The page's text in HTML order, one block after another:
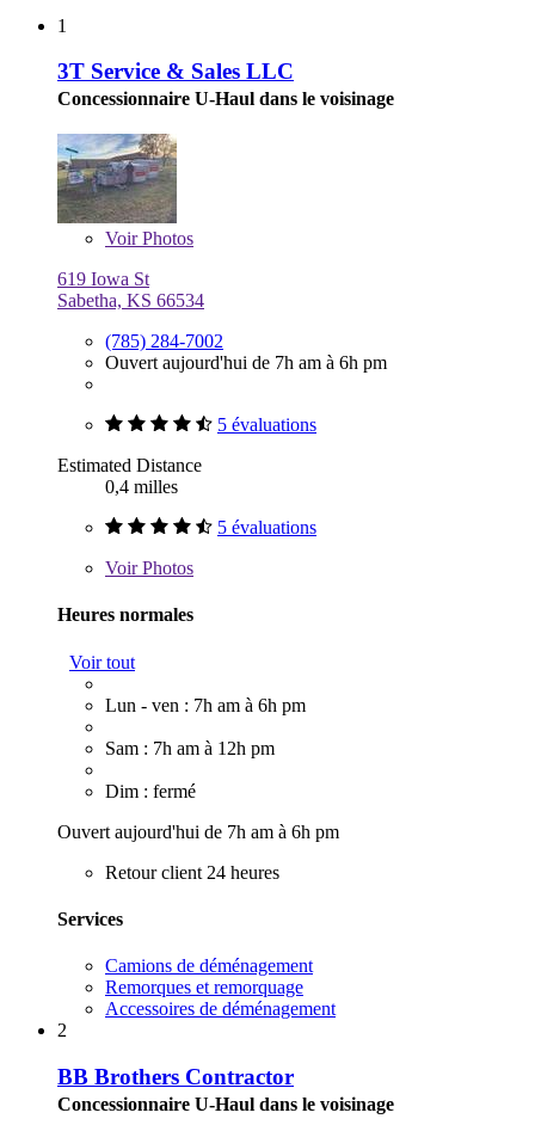
1
3T Service & Sales LLC
Concessionnaire U-Haul dans le voisinage
VoirPhotos
619 Iowa St
Sabetha, KS 66534
(785) 284-7002
Ouvert aujourd'hui de 7h am à 6h pm
5 évaluations
Estimated Distance
0,4 milles
5 évaluations
VoirPhotos
Heures normales
Voir tout
Lun - ven : 7h am à 6h pm
Sam : 7h am à 12h pm
Dim : fermé
Ouvert aujourd'hui de 7h am à 6h pm
Retour client 24 heures
Services
Camions de déménagement
Remorques et remorquage
Accessoires de déménagement
2
BB Brothers Contractor
Concessionnaire U-Haul dans le voisinage